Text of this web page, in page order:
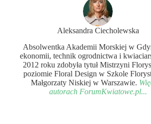
Aleksandra Ciecholewska
Absolwentka Akademii Morskiej w
ekonomii, technik ogrodnictwa i
2012 roku zdobyła tytuł Mistrzyni
poziomie Floral Design w Szkole
Małgorzaty Niskiej w Warszawie.
autorach ForumKwiatowe.pl...